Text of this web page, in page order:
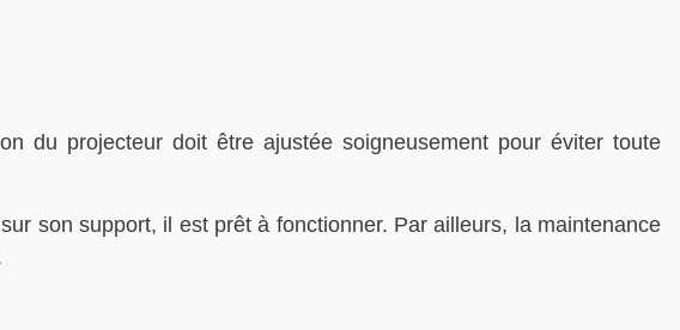
du projecteur doit être ajustée soigneusement pour éviter toute
son support, il est prêt à fonctionner. Par ailleurs, la maintenance